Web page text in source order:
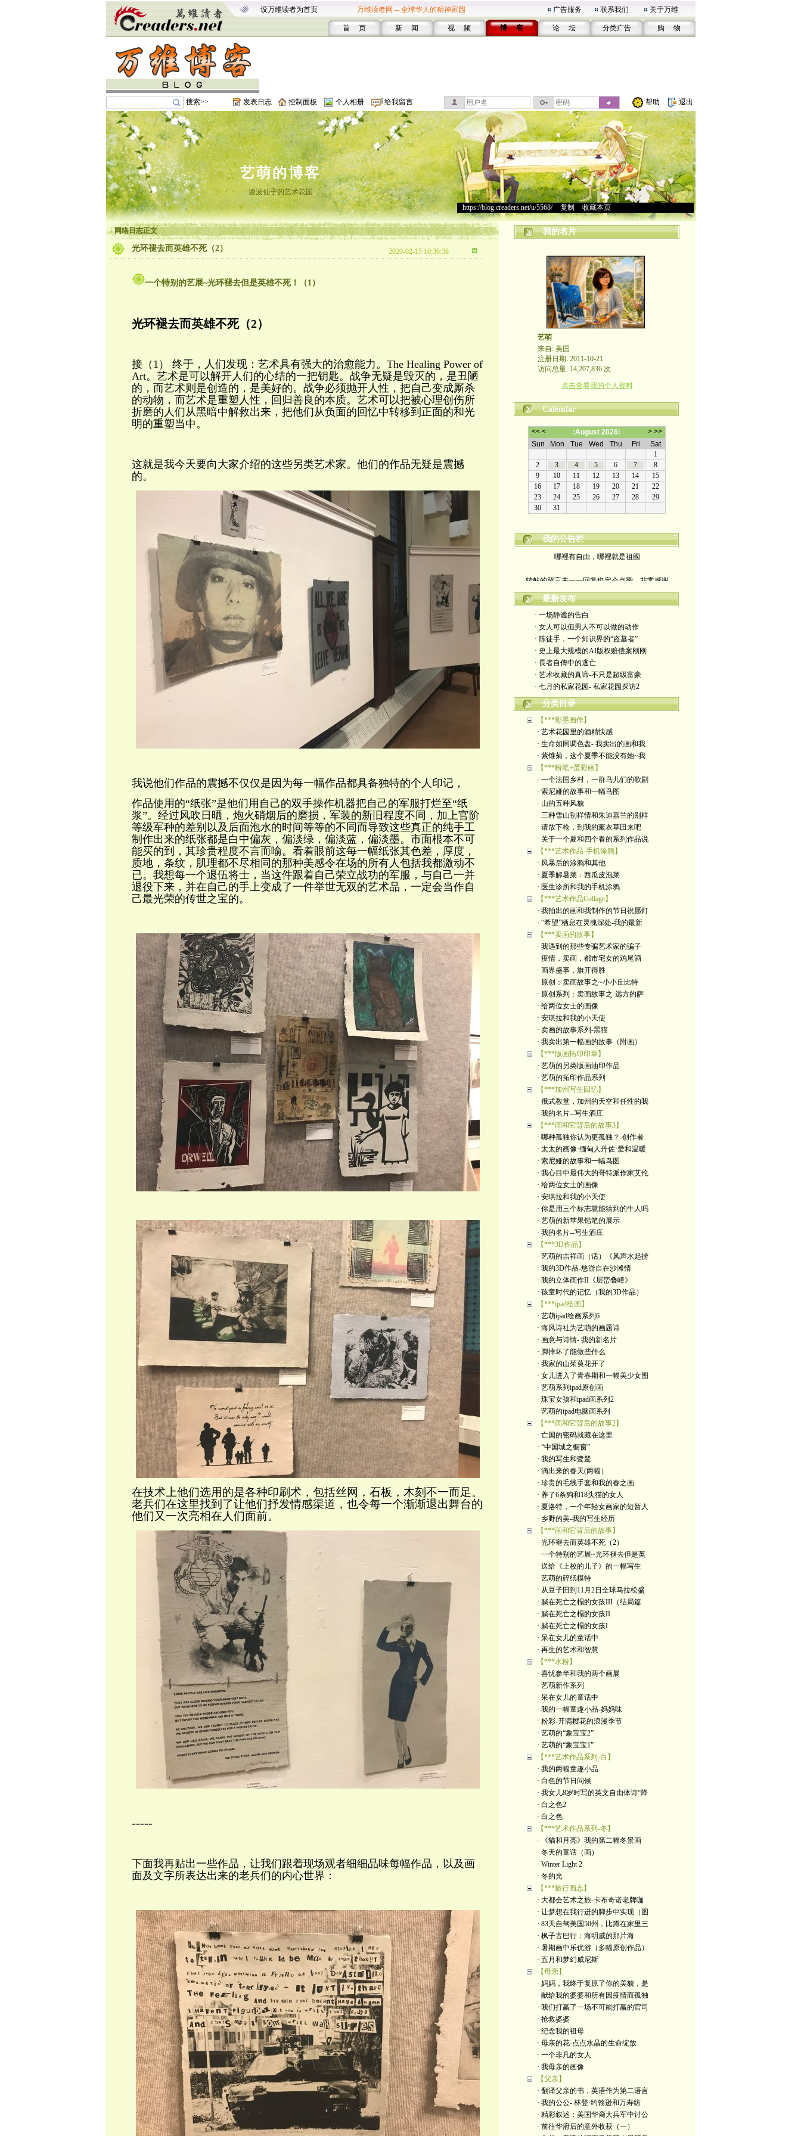
设万维读者为首页 万维读者网 -- 全球华人的精神家园 广告服务 联系我们 关于万维
首 页 新 闻 视 频 博 客 论 坛 分类广告 购 物
搜索>> 发表日志 控制面板 个人相册 给我留言 帮助 退出
艺萌的博客
凌波仙子的艺术花园
https://blog.creaders.net/u/5568/> 复制 收藏本页
网络日志正文
光环褪去而英雄不死（2） 2020-02-15 10:36:38
一个特别的艺展~光环褪去但是英雄不死！（1）
光环褪去而英雄不死（2）
接（1） 终于，人们发现：艺术具有强大的治愈能力。The Healing Powerof
Art。艺术是可以解开人们的心结的一把钥匙。战争无疑是毁灭的，是丑陋
的，而艺术则是创造的，是美好的。战争必须抛开人性， 把自己变成厮杀
的动物， 而艺术是重塑人性，回归善良的本质。艺术可以把被心理创伤所
折磨的人们从黑暗中解救出来，把他们从负面的回忆中转移到正面的和光
明的重塑当中。
这就是我今天要向大家介绍的这些另类艺术家。他们的作品无疑是震撼
的。
我说他们作品的震撼不仅仅是因为每一幅作品都具备独特的个人印记，
作品使用的“纸张”是他们用自己的双手操作机器把自己的军服打烂至“纸
浆”。经过风吹日晒，炮火硝烟后的磨损，军装的新旧程度不同，加上官阶
等级军种的差别以及后面泡水的时间等等的不同而导致这些真正的纯手工
制作出来的纸张都是白中偏灰，偏淡绿，偏淡蓝，偏淡墨。市面根本不可
能买的到，其珍贵程度不言而喻。看着眼前这每一幅纸张其色差，厚度，
质地，条纹，肌理都不尽相同的那种美感令在场的所有人包括我都激动不
已。我想每一个退伍将士，当这件跟着自己荣立战功的军服，与自己一并
退役下来，并在自己的手上变成了一件举世无双的艺术品，一定会当作自
己最光荣的传世之宝的。
在技术上他们选用的是各种印刷术，包括丝网，石板，木刻不一而足。
老兵们在这里找到了让他们抒发情感渠道，也令每一个渐渐退出舞台的
他们又一次亮相在人们面前。
-----
下面我再贴出一些作品，让我们跟着现场观者细细品味每幅作品，以及画
面及文字所表达出来的老兵们的内心世界：
我的名片
艺萌
来自: 美国
注册日期: 2011-10-21
访问总量: 14,207,836 次
点击查看我的个人资料
Calendar
我的公告栏
哪裡有自由，哪裡就是祖國
yimengling53@yahoo.com
有意收藏者请私信我，感谢一贯支持
政治转载不一定代表本人意见
艺术博客：https://yimengl.blog
目录中标注星号的为本人艺术原创
最新发布
· 一场静谧的告白
· 女人可以但男人不可以做的动作
· 陈徒手，一个知识界的“盗墓者”
· 史上最大规模的AI版权赔偿案刚刚
· 長者自傳中的逃亡
· 艺术收藏的真谛-不只是超级富豪
· 七月的私家花园- 私家花园探访2
分类目录
【***彩墨画作】
· 艺术花园里的酒精快感
· 生命如同调色盘- 我卖出的画和我
· 紫锥菊，这个夏季不能没有她~我
【***粉笔+蛋彩画】
· 一个法国乡村，一群鸟儿们的歌剧
· 索尼娅的故事和一幅鸟图
· 山的五种风貌
· 三种雪山别样情和朱迪嘉兰的别样
· 请放下枪，到我的薰衣草田来吧
· 关于一个夏和四个春的系列作品说
【***艺术作品-手机涂鸦】
· 风暴后的涂鸦和其他
· 夏季解暑菜：西瓜皮泡菜
· 医生诊所和我的手机涂鸦
【***艺术作品Collage】
· 我拍出的画和我制作的节日祝愿灯
· “希望”栖息在灵魂深处-我的最新
【***卖画的故事】
· 我遇到的那些专骗艺术家的骗子
· 疫情，卖画，都市宅女的鸡尾酒
· 画界盛事，旗开得胜
· 原创：卖画故事之~小小丘比特
· 原创系列：卖画故事之-远方的萨
· 给两位女士的画像
· 安琪拉和我的小天使
· 卖画的故事系列-黑猫
· 我卖出第一幅画的故事（附画）
【***版画拓印印章】
· 艺萌的另类版画油印作品
· 艺萌的拓印作品系列
【***加州写生回忆】
· 俄式教堂，加州的天空和任性的我
· 我的名片--写生酒庄
【***画和它背后的故事3】
· 哪种孤独你认为更孤独？-创作者
· 太太的画像·缅甸人丹佐·爱和温暖
· 索尼娅的故事和一幅鸟图
· 我心目中最伟大的哥特派作家艾伦
· 给两位女士的画像
· 安琪拉和我的小天使
· 你是用三个标志就能猜到的牛人吗
· 艺萌的新苹果铅笔的展示
· 我的名片--写生酒庄
【***3D作品】
· 艺萌的吉祥画（话）《风声水起捞
· 我的3D作品-悠游自在沙滩情
· 我的立体画作II《层峦叠嶂》
· 孩童时代的记忆（我的3D作品）
【***ipad绘画】
· 艺萌ipad绘画系列6
· 海风诗社为艺萌的画题诗
· 画意与诗情- 我的新名片
· 脚摔坏了能做些什么
· 我家的山茱萸花开了
· 女儿进入了青春期和一幅美少女图
· 艺萌系列ipad原创画
· 珠宝女孩和ipad画系列2
· 艺萌的ipad电脑画系列
【***画和它背后的故事2】
· 亡国的密码就藏在这里
· “中国城之橱窗”
· 我的写生和鹭鸶
· 滴出来的春天(两幅）
· 珍贵的毛线手套和我的春之画
· 养了6条狗和18头猫的女人
· 夏洛特，一个年轻女画家的短暂人
· 乡野的美-我的写生经历
【***画和它背后的故事】
· 光环褪去而英雄不死（2）
· 一个特别的艺展~光环褪去但是英
· 送给《上校的儿子》的一幅写生
· 艺萌的碎纸模特
· 从豆子田到11月2日全球马拉松盛
· 躺在死亡之榻的女孩III（结局篇
· 躺在死亡之榻的女孩II
· 躺在死亡之榻的女孩I
· 呆在女儿的童话中
· 再生的艺术和智慧
【***水粉】
· 喜忧参半和我的两个画展
· 艺萌新作系列
· 呆在女儿的童话中
· 我的一幅童趣小品-妈妈味
· 粉彩-开满樱花的浪漫季节
· 艺萌的“象宝宝2”
· 艺萌的“象宝宝1”
【***艺术作品系列-白】
· 我的两幅童趣小品
· 白色的节日问候
· 我女儿8岁时写的英文自由体诗“降
· 白之色2
· 白之色
【***艺术作品系列-冬】
· 《猫和月亮》我的第二幅冬景画
· 冬天的童话（画）
· Winter Light 2
· 冬的光
【***旅行画志】
· 大都会艺术之旅-卡布奇诺老牌咖
· 让梦想在我行进的脚步中实现（图
· 83天自驾美国50州，比蹲在家里三
· 枫子古巴行：海明威的那片海
· 暑期画中乐优游（多幅原创作品）
· 五月和梦幻威尼斯
【母亲】
· 妈妈，我终于复原了你的美貌，是
· 献给我的婆婆和所有因疫情而孤独
· 我们打赢了一场不可能打赢的官司
· 抢救婆婆
· 纪念我的祖母
· 母亲的花-点点水晶的生命绽放
· 一个非凡的女人
· 我母亲的画像
【父亲】
· 翻译父亲的书，英语作为第二语言
· 我的公公- 林登·约翰逊和万寿纺
· 精彩叙述：美国华裔大兵军中讨公
· 前往华府后的意外收获（一）